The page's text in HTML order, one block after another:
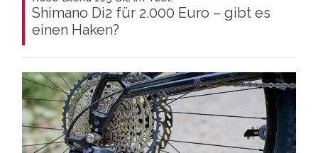
Shimano Di2 für 2.000 Euro – gibt es
einen Haken?